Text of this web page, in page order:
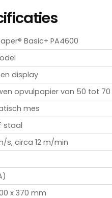
Basic+ PA4600
display
opvulpapier van 50 tot 70
mes
staal
s, circa 12 m/min
x 370 mm